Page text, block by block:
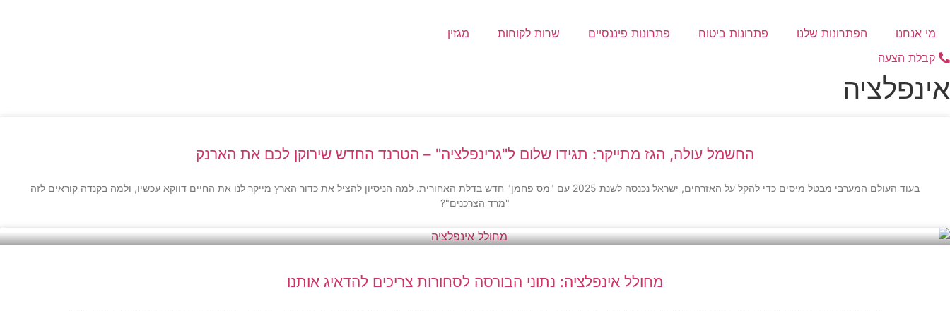
מי אנחנו הפתרונות שלנו פתרונות ביטוח פתרונות פיננסיים שרות לקוחות
מגזין
קבלת הצעה
אינפלציה
החשמל עולה, הגז מתייקר: תגידו שלום ל"גרינפלציה" – הטרנד החדש שירוקן לכם את הארנק
בעוד העולם המערבי מבטל מיסים כדי להקל על האזרחים, ישראל נכנסה לשנת 2025 עם "מס פחמן" חדש בדלת האחורית. למה הניסיון להציל את כדור הארץ מייקר לנו את החיים דווקא עכשיו, ולמה בקנדה קוראים לזה
"מרד הצרכנים"?
מחולל אינפלציה: נתוני הבורסה לסחורות צריכים להדאיג אותנו